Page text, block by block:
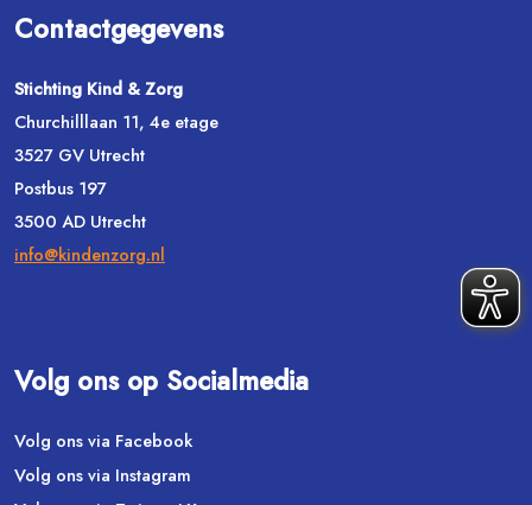
Contactgegevens
Stichting Kind & Zorg
Churchilllaan 11, 4e etage
3527 GV Utrecht
Postbus 197
3500 AD Utrecht
info@kindenzorg.nl
Volg ons op Socialmedia
Volg ons via Facebook
Volg ons via Instagram